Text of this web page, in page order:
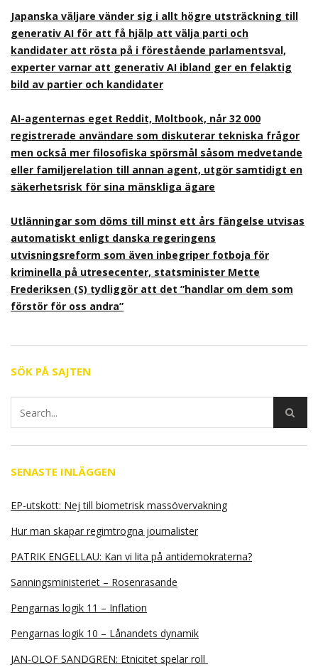
Japanska väljare vänder sig i allt högre utsträckning till
generativ AI för att få hjälp att välja parti och
kandidater att rösta på i förestående parlamentsval,
experter varnar att generativ AI ibland ger en felaktig
bild av partier och kandidater
AI-agenternas eget Reddit, Moltbook, når 32 000
registrerade användare som diskuterar tekniska frågor
men också mer filosofiska spörsmål såsom medvetande
eller familjerelation till annan agent, utgör samtidigt en
säkerhetsrisk för sina mänskliga ägare
Utlänningar som döms till minst ett års fängelse utvisas
automatiskt enligt danska regeringens
utvisningsreform som även inbegriper fotboja för
kriminella på utresecenter, statsminister Mette
Frederiksen (S) tydliggör att det ”handlar om dem som
förstör för oss andra”
SÖK PÅ SAJTEN
SENASTE INLÄGGEN
EP-utskott: Nej till biometrisk massövervakning
Hur man skapar regimtrogna journalister
PATRIK ENGELLAU: Kan vi lita på antidemokraterna?
Sanningsministeriet – Rosenrasande
Pengarnas logik 11 – Inflation
Pengarnas logik 10 – Lånandets dynamik
JAN-OLOF SANDGREN: Etnicitet spelar roll